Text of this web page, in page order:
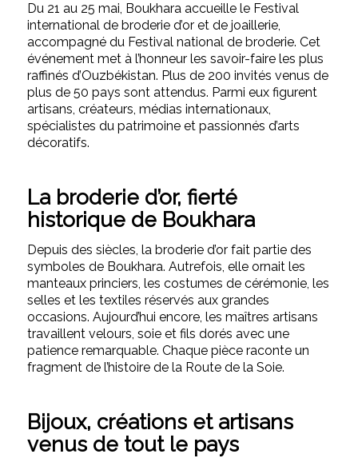
Du 21 au 25 mai, Boukhara accueille le Festival
international de broderie d’or et de joaillerie,
accompagné du Festival national de broderie. Cet
événement met à l’honneur les savoir-faire les plus
raffinés d’Ouzbékistan. Plus de 200 invités venus de
plus de 50 pays sont attendus. Parmi eux figurent
artisans, créateurs, médias internationaux,
spécialistes du patrimoine et passionnés d’arts
décoratifs.
La broderie d’or, fierté
historique de Boukhara
Depuis des siècles, la broderie d’or fait partie des
symboles de Boukhara. Autrefois, elle ornait les
manteaux princiers, les costumes de cérémonie, les
selles et les textiles réservés aux grandes
occasions. Aujourd’hui encore, les maîtres artisans
travaillent velours, soie et fils dorés avec une
patience remarquable. Chaque pièce raconte un
fragment de l’histoire de la Route de la Soie.
Bijoux, créations et artisans
venus de tout le pays